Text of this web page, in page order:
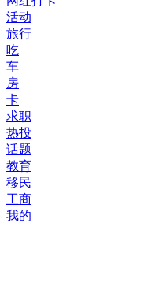
活动
旅行
吃
车
房
卡
求职
热投
话题
教育
移民
工商
我的